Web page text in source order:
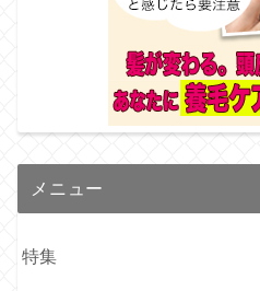
メニュー
特集